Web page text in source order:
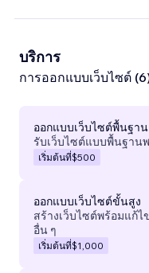
บริการ
การออกแบบเว็บไซต์
ออกแบบเว็บไซต์พื้นฐาน
รับเว็บไซต์แบบพื้นฐาน
เริ่มต้นที่$500
ออกแบบเว็บไซต์ขั้นสูง
สร้างเว็บไซต์พร้อมแก้ไ
อื่น ๆ
เริ่มต้นที่$1,000